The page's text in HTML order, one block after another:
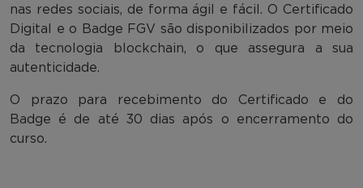
nas redes sociais, de forma ágil e fácil. O Certificado
Digital e o Badge FGV são disponibilizados por meio
da tecnologia blockchain, o que assegura a sua
autenticidade.
O prazo para recebimento do Certificado e do
Badge é de até 30 dias após o encerramento do
curso.